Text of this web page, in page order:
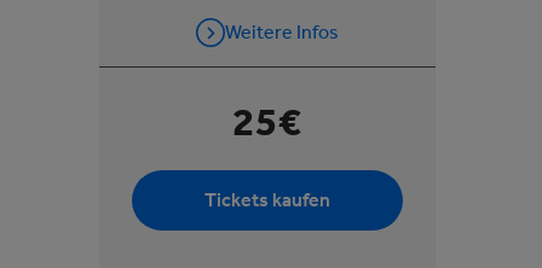
Weitere Infos
25€
Tickets kaufen